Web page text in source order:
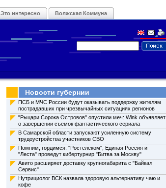
Это интересно Волжская Коммуна
Новости губернии
ПСБ и МЧС России будут оказывать поддержку жителям
пострадавших при чрезвычайных ситуациях регионов
"Рыцари Сорока Островов" опустили меч: Wink объявляет
о завершении съемок фантастического сериала
В Самарской области запускают усиленную систему
трудоустройства участников СВО
Помним, гордимся: "Ростелеком", Единая Россия и
"Леста" проведут кибертурнир "Битва за Москву"
Авито расширяет доставку крупногабарита с "Байкал
Сервис"
Нутрициолог ВСК назвала здоровую альтернативу чаю и
кофе